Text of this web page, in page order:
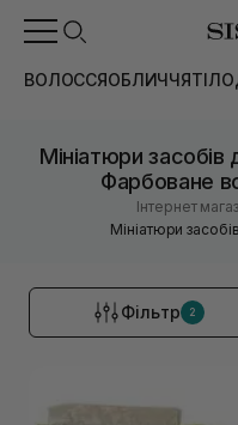
ВОЛОССЯОБЛИЧЧЯТІЛО
Мініатюри
Фарбоване
Інтернет
Мініатюри
Фільтр 2